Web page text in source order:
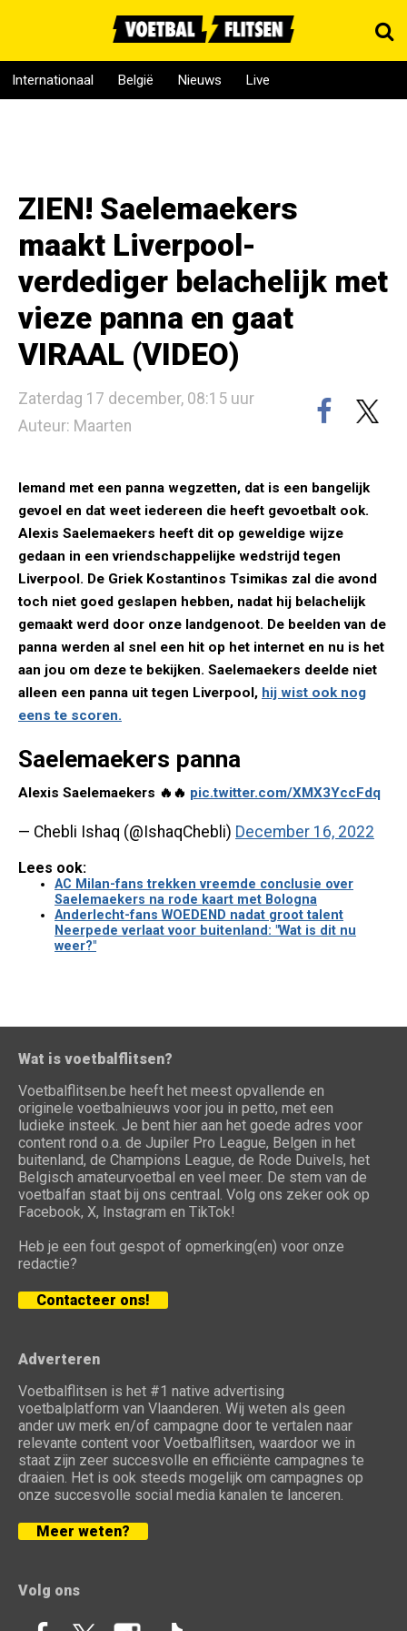
Internationaal België Nieuws Live
ZIEN! Saelemaekers
maakt Liverpool-
verdediger belachelijk met
vieze panna en gaat
VIRAAL (VIDEO)
Zaterdag 17 december, 08:15 uur
Auteur: Maarten
Iemand met een panna wegzetten, dat is een bangelijk
gevoel en dat weet iedereen die heeft gevoetbalt ook.
Alexis Saelemaekers heeft dit op geweldige wijze
gedaan in een vriendschappelijke wedstrijd tegen
Liverpool. De Griek Kostantinos Tsimikas zal die avond
toch niet goed geslapen hebben, nadat hij belachelijk
gemaakt werd door onze landgenoot. De beelden van de
panna werden al snel een hit op het internet en nu is het
aan jou om deze te bekijken. Saelemaekers deelde niet
alleen een panna uit tegen Liverpool, hij wist ook nog
eens te scoren.
Saelemaekers panna
Alexis Saelemaekers 🔥🔥 pic.twitter.com/XMX3YccFdq
— Chebli Ishaq (@IshaqChebli) December 16, 2022
Lees ook:
AC Milan-fans trekken vreemde conclusie over
Saelemaekers na rode kaart met Bologna
Anderlecht-fans WOEDEND nadat groot talent
Neerpede verlaat voor buitenland: "Wat is dit nu
weer?"
Wat is voetbalflitsen?
Voetbalflitsen.be heeft het meest opvallende en
originele voetbalnieuws voor jou in petto, met een
ludieke insteek. Je bent hier aan het goede adres voor
content rond o.a. de Jupiler Pro League, Belgen in het
buitenland, de Champions League, de Rode Duivels, het
Belgisch amateurvoetbal en veel meer. De stem van de
voetbalfan staat bij ons centraal. Volg ons zeker ook op
Facebook, X, Instagram en TikTok!
Heb je een fout gespot of opmerking(en) voor onze
redactie?
Contacteer ons!
Adverteren
Voetbalflitsen is het #1 native advertising
voetbalplatform van Vlaanderen. Wij weten als geen
ander uw merk en/of campagne door te vertalen naar
relevante content voor Voetbalflitsen, waardoor we in
staat zijn zeer succesvolle en efficiënte campagnes te
draaien. Het is ook steeds mogelijk om campagnes op
onze succesvolle social media kanalen te lanceren.
Meer weten?
Volg ons